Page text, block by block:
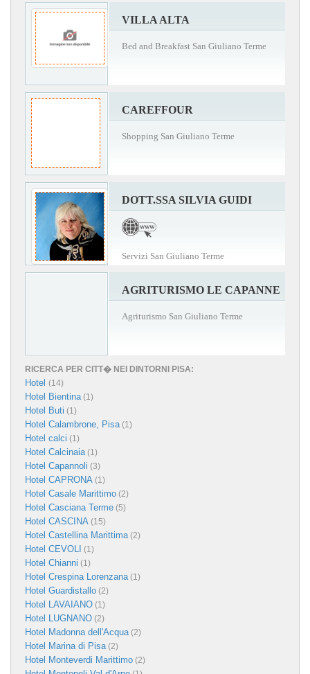
VILLA ALTA
Bed and Breakfast San Giuliano Terme
CAREFFOUR
Shopping San Giuliano Terme
DOTT.SSA SILVIA GUIDI
Servizi San Giuliano Terme
AGRITURISMO LE CAPANNE
Agriturismo San Giuliano Terme
RICERCA PER CITT� NEI DINTORNI PISA:
Hotel (14)
Hotel Bientina(1)
Hotel Buti (1)
Hotel Calambrone, Pisa(1)
Hotel calci (1)
Hotel Calcinaia(1)
Hotel Capannoli (3)
Hotel CAPRONA (1)
Hotel Casale Marittimo (2)
Hotel Casciana Terme (5)
Hotel CASCINA (15)
Hotel Castellina Marittima(2)
Hotel CEVOLI (1)
Hotel Chianni (1)
Hotel Crespina Lorenzana(1)
Hotel Guardistallo (2)
Hotel LAVAIANO (1)
Hotel LUGNANO (2)
Hotel Madonna dell'Acqua(2)
Hotel Marina di Pisa(2)
Hotel Monteverdi Marittimo (2)